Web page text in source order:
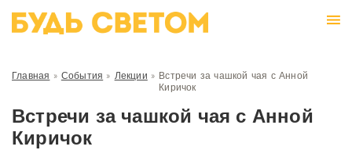
Главная » События » Лекции » Встречи за чашкой чая с Анной
Киричок
Встречи за чашкой чая с Анной
Киричок